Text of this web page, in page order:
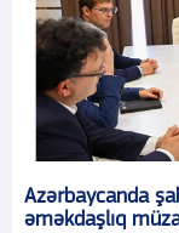
Azərbaycanda
əməkdaşlıq